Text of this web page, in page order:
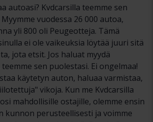
autoasi? Kvdcarsilla teemme sen
vuodessa 26 000 autoa,
yli 800 oli Peugeotteja. Tämä
ei ole vaikeuksia löytää juuri sitä
jota etsit. Jos haluat myydä
sen puolestasi. Ei ongelmaa!
käytetyn auton, haluaa varmistaa,
vikoja. Kun me Kvdcarsilla
mahdollisille ostajille, olemme ensin
kunnon perusteellisesti ja voimme